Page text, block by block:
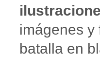
imágenes y
batalla en